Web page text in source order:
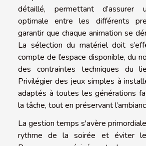
détaillé, permettant d’assurer
optimale entre les différents
garantir que chaque animation se
La sélection du matériel doit
compte de l’espace disponible, du
des contraintes techniques du
Privilégier des jeux simples à
adaptés à toutes les générations
la tâche, tout en préservant
La gestion temps s'avère
rythme de la soirée et éviter